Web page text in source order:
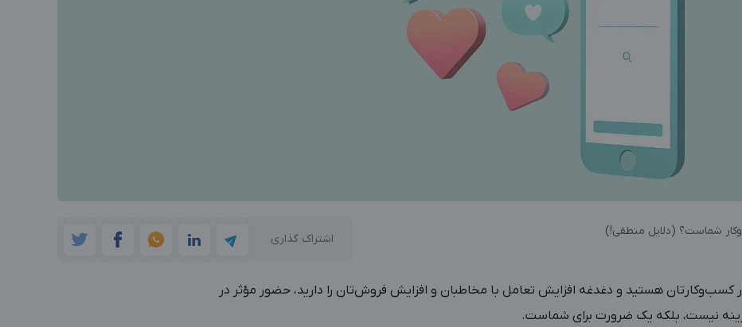
شماست؟ (دلایل منطقی!)
اشتراک گذاری
کسب‌وکارتان هستید و دغدغه افزایش تعامل با مخاطبان و افزایش فروش‌تان را دارید، حضور مؤثر در
نیست، بلکه یک ضرورت برای شماست.